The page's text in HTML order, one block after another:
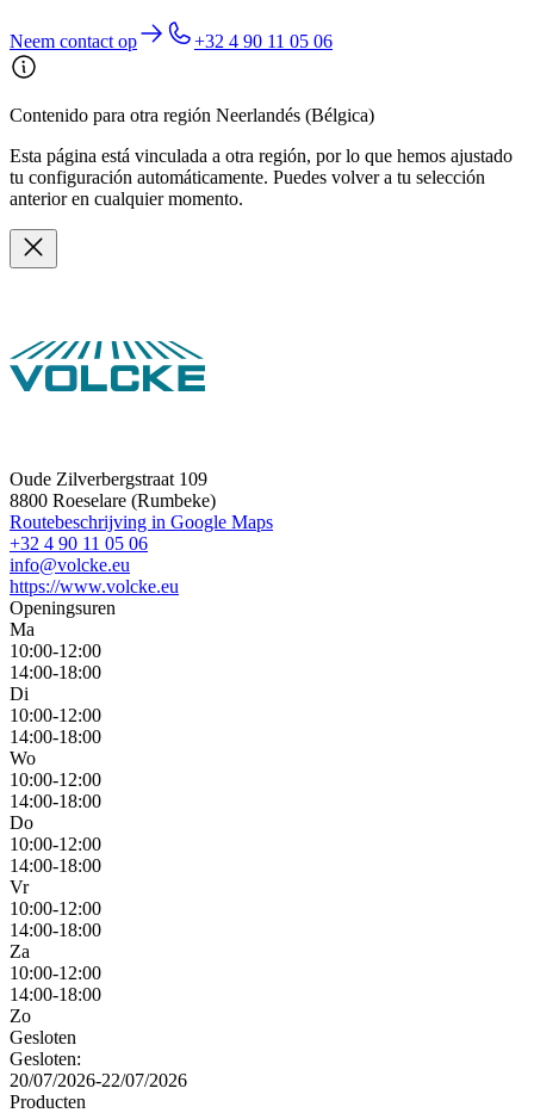
Neem contact op +32 4 90 11 05 06
Contenido para otra región Neerlandés (Bélgica)
Esta página está vinculada a otra región, por lo que hemos ajustado
tu configuración automáticamente. Puedes volver a tu selección
anterior en cualquier momento.
Oude Zilverbergstraat 109
8800 Roeselare (Rumbeke)
Routebeschrijving in Google Maps
+32 4 90 11 05 06
info@volcke.eu
https://www.volcke.eu
Openingsuren
Ma
10:00-12:00
14:00-18:00
Di
10:00-12:00
14:00-18:00
Wo
10:00-12:00
14:00-18:00
Do
10:00-12:00
14:00-18:00
Vr
10:00-12:00
14:00-18:00
Za
10:00-12:00
14:00-18:00
Zo
Gesloten
Gesloten:
20/07/2026-22/07/2026
Producten